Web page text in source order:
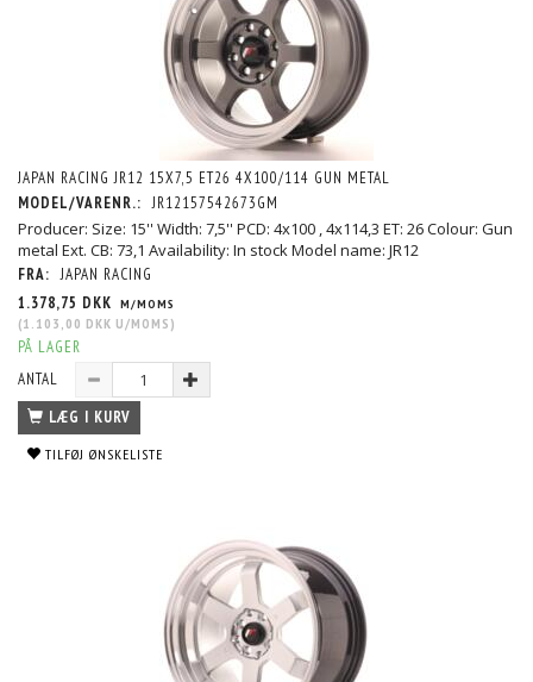
JAPAN RACING JR12 15X7,5 ET26 4X100/114 GUN METAL
MODEL/VARENR.: JR12157542673GM
Producer: Size: 15'' Width: 7,5'' PCD: 4x100 , 4x114,3 ET: 26 Colour: Gun
metal Ext. CB: 73,1 Availability: In stock Model name: JR12
FRA: JAPAN RACING
1.378,75 DKK M/MOMS
(1.103,00 DKK U/MOMS )
PÅ LAGER
ANTAL
LÆG I KURV
TILFØJ ØNSKELISTE